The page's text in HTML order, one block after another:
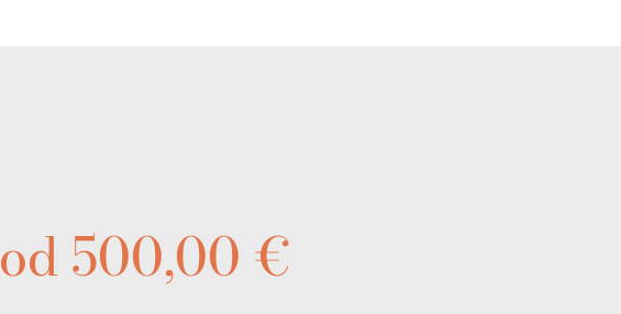
od 500,00 €